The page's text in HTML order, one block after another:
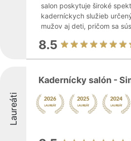
salon poskytuje široké
kaderníckych služieb
mužov aj deti, pričom sa
8.5
Laureáti
Kadernícky salón -